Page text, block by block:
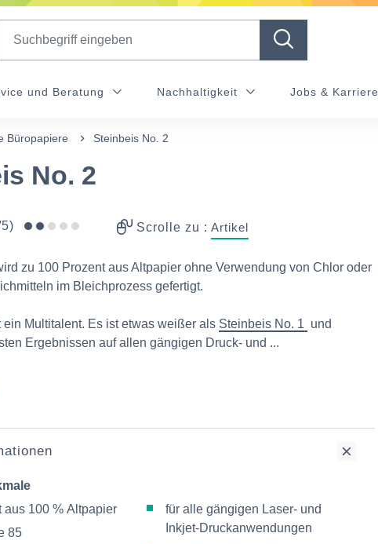
und Beratung Nachhaltigkeit Jobs & Karriere
Büropapiere Steinbeis No. 2
No. 2
Scrolle zu : Artikel
zu 100 Prozent aus Altpapier ohne Verwendung von Chlor oder
im Bleichprozess gefertigt.
ein Multitalent. Es ist etwas weißer als Steinbeis No. 1 und
Ergebnissen auf allen gängigen Druck- und ...
aus 100 % Altpapier
85
für alle gängigen Laser- und
Inkjet-Druckanwendungen